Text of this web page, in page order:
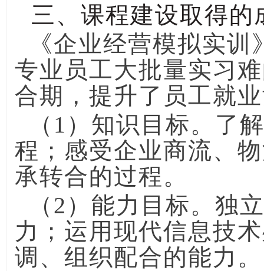
三、课程建设取得的
《企业经营模拟实训
专业员工大批量实习
合期，提升了员工就
（1）知识目标。了
程；感受企业商流、
承转合的过程。
（2）能力目标。独
力；运用现代信息技
调、组织配合的能力。